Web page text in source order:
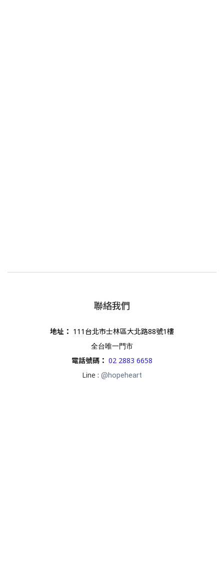
聯絡我們
地址 ： 111台北市士林區大北路88號1樓
全台唯一門市
電話號碼 ： 02 2883 6658
Line : @hopeheart